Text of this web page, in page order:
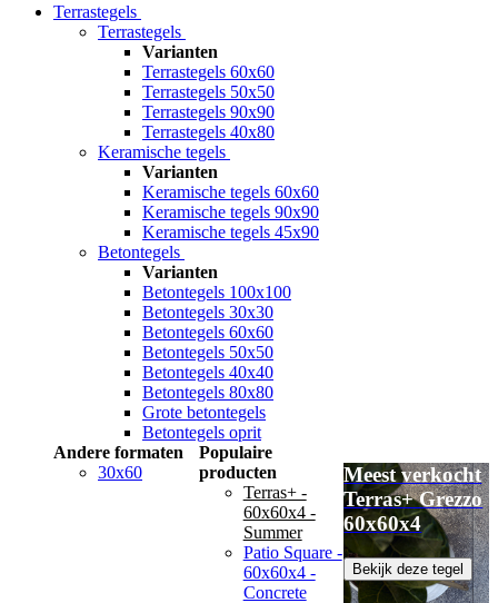
Terrastegels
Terrastegels
Varianten
Terrastegels 60x60
Terrastegels 50x50
Terrastegels 90x90
Terrastegels 40x80
Keramische tegels
Varianten
Keramische tegels 60x60
Keramische tegels 90x90
Keramische tegels 45x90
Betontegels
Varianten
Betontegels 100x100
Betontegels 30x30
Betontegels 60x60
Betontegels 50x50
Betontegels 40x40
Betontegels 80x80
Grote betontegels
Betontegels oprit
Andere formaten
30x60
Populaire
producten
Terras+ -
60x60x4 -
Summer
Patio Square -
60x60x4 -
Concrete
Meest verkocht
Terras+ Grezzo
60x60x4
Bekijk deze tegel